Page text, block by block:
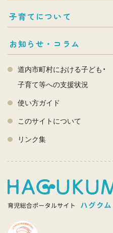
子育てについて
お知らせ・コラム
道内市町村における子ども・
子育て等への支援状況
使い方ガイド
このサイトについて
リンク集